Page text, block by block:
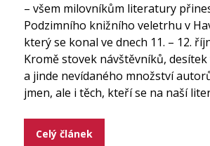
– všem milovníkům literatury
Podzimního knižního veletrhu v
který se konal ve dnech 11. – 12.
Kromě stovek návštěvníků,
a jinde nevídaného množství
jmen, ale i těch, kteří se na naší
Celý článek